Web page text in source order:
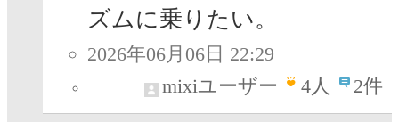
ズムに乗りたい。
2026年06月06日 22:29
mixiユーザー
4人 2件